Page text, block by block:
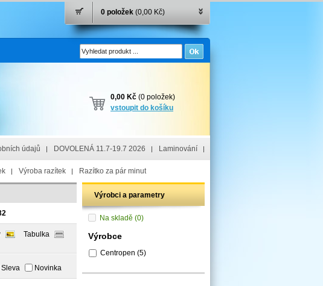
0 položek (0,00 Kč)
0,00 Kč (0 položek)
vstoupit do košíku
údajů DOVOLENÁ 11.7-19.7 2026 Laminování
Výroba razítek Razítko za pár minut
Tabulka
Sleva Novinka
Výrobci a parametry
Na skladě (0)
Výrobce
Centropen (5)